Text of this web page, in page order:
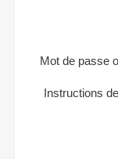
Mot de passe
Instructions